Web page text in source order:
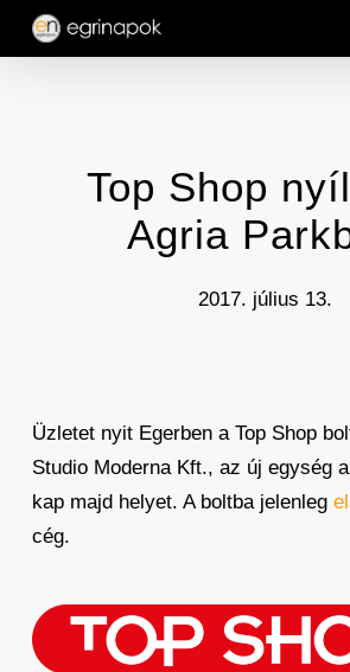
Skip
Top Shop
Agria
2017. július 13.
Üzletet nyit Egerben a Top Shop
Studio Moderna Kft., az új egység
kap majd helyet. A boltba jelenleg
cég.